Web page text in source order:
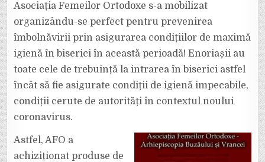
FEMEILOR
ORTODOXE
A
MOBILIZAT
ORGANIZÂNDU-
SE
PERFECT
PENTRU
PREVENIREA
ÎMBOLNĂVIRII
DE
MAXIMĂ
IGIENĂ
Asociația Femeilor Ortodoxe s-a mobilizat
organizându-se perfect pentru prevenirea
îmbolnăvirii prin asigurarea condițiilor de maximă
igienă în biserici în această perioadă! Enoriașii au
toate cele de trebuință la intrarea în biserici astfel
încât să fie asigurate condiții de igienă impecabile,
condiții cerute de autorități în contextul noului
coronavirus.
Astfel, AFO a
achiziționat produse de